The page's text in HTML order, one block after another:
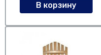
В корзину